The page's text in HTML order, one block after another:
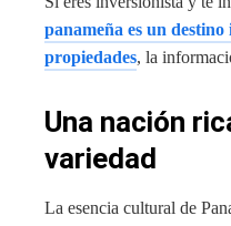
panameña es un
propiedades, la
Una nación
variedad
La esencia cultural de